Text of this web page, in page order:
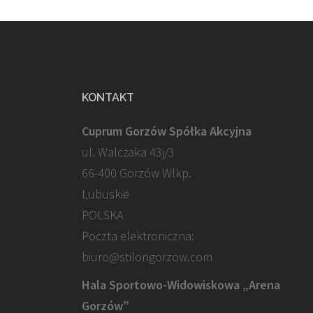
KONTAKT
Cuprum Gorzów Spółka Akcyjna
ul. Walczaka 43j/3
66-400 Gorzów Wlkp.
Lubuskie
POLSKA
Poczta elektroniczna:
biuro@stilongorzow.com
Hala Sportowo-Widowiskowa „Arena
Gorzów”